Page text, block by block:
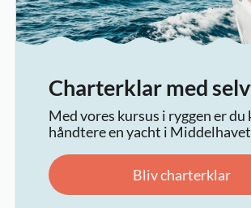
Charterklar med
Med vores kursus i ryggen er
håndtere en yacht i
Bliv charterklar